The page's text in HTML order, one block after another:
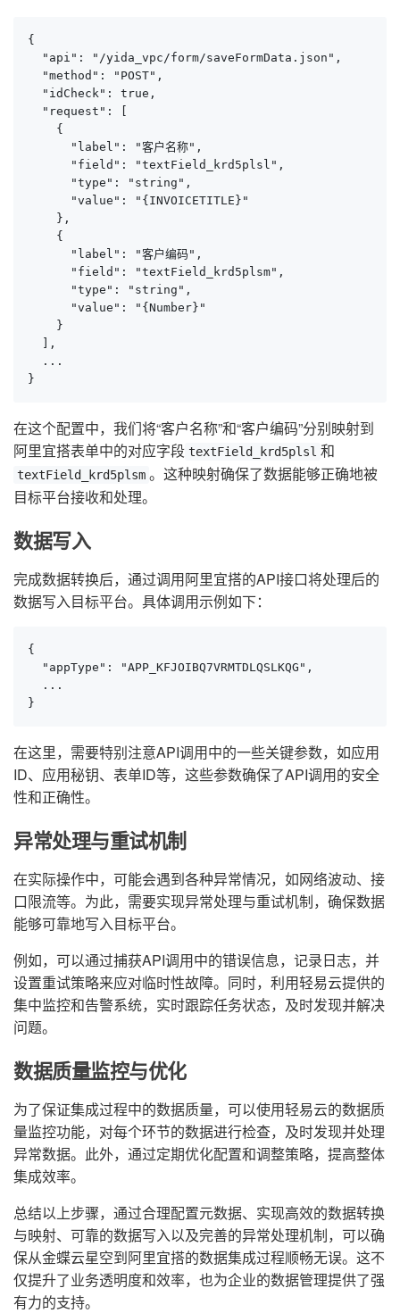
{
  "api": "/yida_vpc/form/saveFormData.json",
  "method": "POST",
  "idCheck": true,
  "request": [
    {
      "label": "客户名称",
      "field": "textField_krd5plsl",
      "type": "string",
      "value": "{INVOICETITLE}"
    },
    {
      "label": "客户编码",
      "field": "textField_krd5plsm",
      "type": "string",
      "value": "{Number}"
    }
  ],
  ...
}
在这个配置中，我们将“客户名称”和“客户编码”分别映射到
阿里宜搭表单中的对应字段 textField_krd5plsl 和
textField_krd5plsm 。这种映射确保了数据能够正确地被
目标平台接收和处理。
数据写入
完成数据转换后，通过调用阿里宜搭的API接口将处理后的
数据写入目标平台。具体调用示例如下：
{
  "appType": "APP_KFJOIBQ7VRMTDLQSLKQG",
  ...
}
在这里，需要特别注意API调用中的一些关键参数，如应用
ID、应用秘钥、表单ID等，这些参数确保了API调用的安全
性和正确性。
异常处理与重试机制
在实际操作中，可能会遇到各种异常情况，如网络波动、接
口限流等。为此，需要实现异常处理与重试机制，确保数据
能够可靠地写入目标平台。
例如，可以通过捕获API调用中的错误信息，记录日志，并
设置重试策略来应对临时性故障。同时，利用轻易云提供的
集中监控和告警系统，实时跟踪任务状态，及时发现并解决
问题。
数据质量监控与优化
为了保证集成过程中的数据质量，可以使用轻易云的数据质
量监控功能，对每个环节的数据进行检查，及时发现并处理
异常数据。此外，通过定期优化配置和调整策略，提高整体
集成效率。
总结以上步骤，通过合理配置元数据、实现高效的数据转换
与映射、可靠的数据写入以及完善的异常处理机制，可以确
保从金蝶云星空到阿里宜搭的数据集成过程顺畅无误。这不
仅提升了业务透明度和效率，也为企业的数据管理提供了强
有力的支持。